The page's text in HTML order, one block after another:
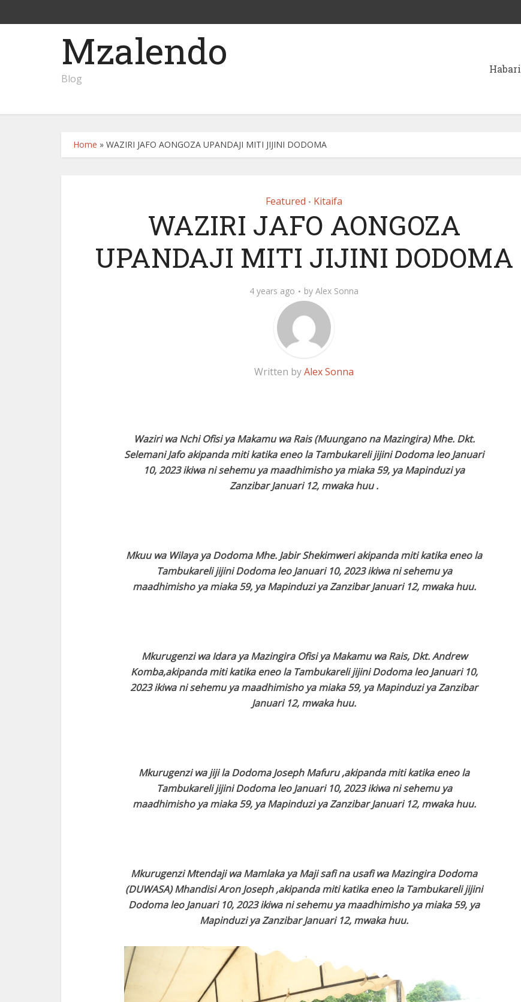
Mzalendo
Blog
Habari
Home » WAZIRI JAFO AONGOZA UPANDAJI MITI JIJINI DODOMA
Featured • Kitaifa
WAZIRI JAFO AONGOZA
UPANDAJI MITI JIJINI DODOMA
4 years ago by Alex Sonna
Written byAlex Sonna
Waziri wa Nchi Ofisi ya Makamu wa Rais (Muungano na Mazingira) Mhe. Dkt.
Selemani Jafo akipanda miti katika eneo la Tambukareli jijini Dodoma leo Januari
10, 2023 ikiwa ni sehemu ya maadhimisho ya miaka 59, ya Mapinduzi ya
Zanzibar Januari 12, mwaka huu .
Mkuu wa Wilaya ya Dodoma Mhe. Jabir Shekimweri akipanda miti katika eneo la
Tambukareli jijini Dodoma leo Januari 10, 2023 ikiwa ni sehemu ya
maadhimisho ya miaka 59, ya Mapinduzi ya Zanzibar Januari 12, mwaka huu.
Mkurugenzi wa Idara ya Mazingira Ofisi ya Makamu wa Rais, Dkt. Andrew
Komba,akipanda miti katika eneo la Tambukareli jijini Dodoma leo Januari 10,
2023 ikiwa ni sehemu ya maadhimisho ya miaka 59, ya Mapinduzi ya Zanzibar
Januari 12, mwaka huu.
Mkurugenzi wa jiji la Dodoma Joseph Mafuru ,akipanda miti katika eneo la
Tambukareli jijini Dodoma leo Januari 10, 2023 ikiwa ni sehemu ya
maadhimisho ya miaka 59, ya Mapinduzi ya Zanzibar Januari 12, mwaka huu.
Mkurugenzi Mtendaji wa Mamlaka ya Maji safi na usafi wa Mazingira Dodoma
(DUWASA) Mhandisi Aron Joseph ,akipanda miti katika eneo la Tambukareli jijini
Dodoma leo Januari 10, 2023 ikiwa ni sehemu ya maadhimisho ya miaka 59, ya
Mapinduzi ya Zanzibar Januari 12, mwaka huu.